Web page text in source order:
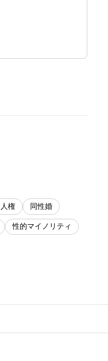
人権 同性婚
性的マイノリティ